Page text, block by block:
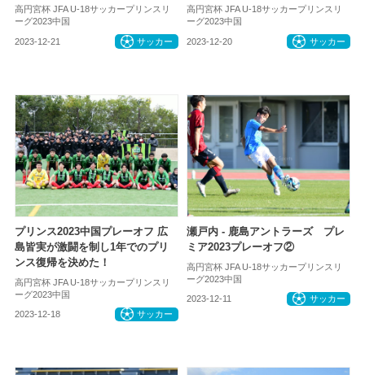
高円宮杯 JFA U-18サッカープリンスリ
ーグ2023中国
2023-12-21 サッカー
高円宮杯 JFA U-18サッカープリンスリ
ーグ2023中国
2023-12-20 サッカー
プリンス2023中国プレーオフ 広
島皆実が激闘を制し1年でのプリ
ンス復帰を決めた！
高円宮杯 JFA U-18サッカープリンスリ
ーグ2023中国
2023-12-18 サッカー
瀬戸内 - 鹿島アントラーズ プレ
ミア2023プレーオフ②
高円宮杯 JFA U-18サッカープリンスリ
ーグ2023中国
2023-12-11 サッカー